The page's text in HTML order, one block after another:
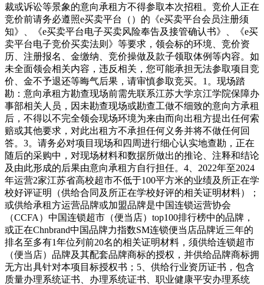
裁或诉讼等景象的意向承租方不得参取本次招租。竞价人正在
竞价前请务必遵照e买卖平台（）的《e买卖平台会员注册须
知》、《e买卖平台电子买卖风险奉告及接管确认书》、《e买
卖平台电子竞价买卖法则》等要求，领会标的环境、竞价资
历、注册报名、金缴纳、竞价操做及款子领取体例等内容。如
未全面领会相关内容，违反相关，您可能承担无法参取项目竞
价、金不予退还等晦气后果，请审慎参取竞买。1。现场踏
勘：意向承租方勘查现场前需先联系江苏大学京江学院保障办
事部相关人员，因未勘查现场或勘查工做不细致的意向方承租
后，不得以不完全领会现场环境为来由而向出租方提出任何索
赔或其他要求，对此出租方不承担任何义务并将不做任何回
答。3。请务必对项目现场和四周进行细心认实地查勘，正在
随后的采购中，对现场材料和数据所做出的推论、注释和结论
及由此形成的后果由意向承租方自行担任。4、2022年至2024
年运营2家江苏省高校超市不低于100平方米的业绩及所正在学
校好评证明（供给合同及所正在学校好评的相关证明材料）；
或供给承租方运营品牌或加盟品牌是中国连锁运营协会
（CCFA）中国连锁超市（便当店）top100排行榜中的品牌，
或正在Chnbrand中国品牌力指数SM连锁便当店品牌近三年的
排名至多有1年位列前20名的相关证明材料，须供给连锁超市
（便当店）品牌及其配套品牌商标的授权，并供给品牌商标拥
无方出具针对本项目标授权书；5、供给行业资历证书，包含
质量办理系统证书、办理系统证书、职业健康平安办理系统